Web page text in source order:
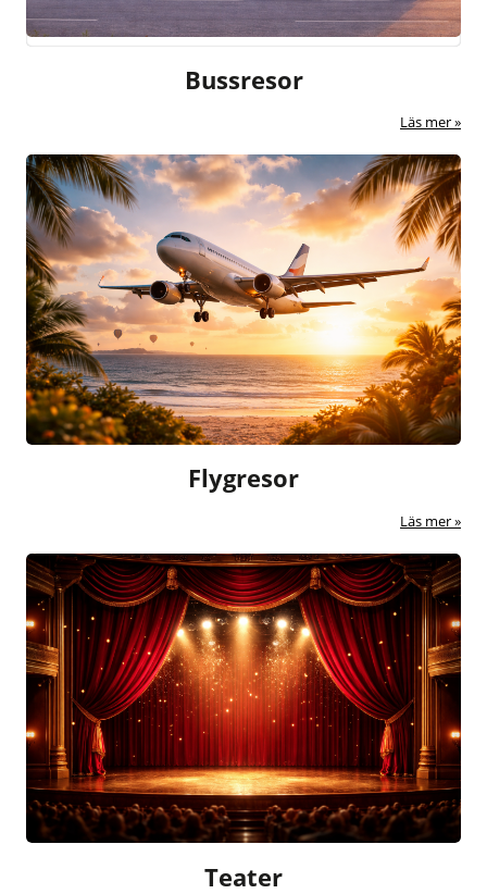
Bussresor
Läs mer
Flygresor
Läs mer
Teater